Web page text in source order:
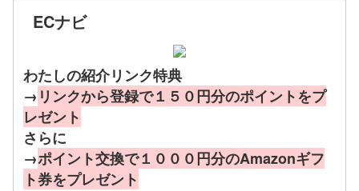
ECナビ
わたしの紹介リンク特典
→ リンクから登録で１５０円分のポイントをプ
レゼント
さらに
→ポイント交換で１０００円分のAmazonギフ
ト券をプレゼント